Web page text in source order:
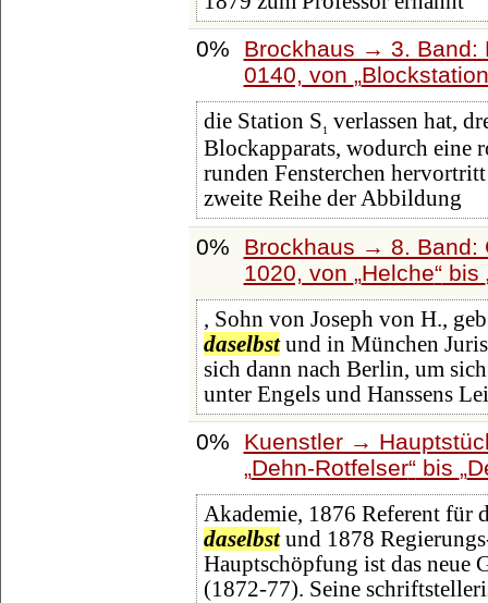
0%
Brockhaus → 3. Band:
0140, von Blockstation
die Station S1 verlassen hat,
Blockapparats, wodurch eine
runden Fensterchen
zweite Reihe der Abbildung
0%
Brockhaus → 8. Band:
1020, von Helche bis
, Sohn von Joseph von H.,
daselbstund in München
sich dann nach Berlin, um
unter Engels und Hanssens
0%
Kuenstler →
Dehn-Rotfelser bis
Akademie, 1876 Referent für
daselbstund 1878
Hauptschöpfung ist das neue
(1872-77). Seine